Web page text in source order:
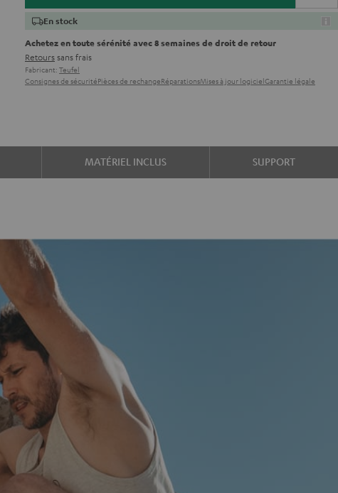
En stock
Achetez en toute sérénité avec 8 semaines de droit de retour
Retourssans frais
Fabricant: Teufel
Consignes de sécuritéPièces de rechangeRéparationsMises à jour logicielGarantie légale
MATÉRIEL INCLUS SUPPORT